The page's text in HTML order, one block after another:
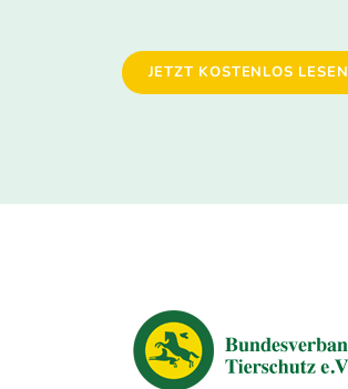
JETZT KOSTENLOS LESEN